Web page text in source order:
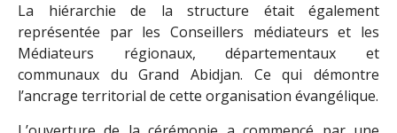
La hiérarchie de la structure était également
représentée par les Conseillers médiateurs et les
Médiateurs régionaux, départementaux et
communaux du Grand Abidjan. Ce qui démontre
l’ancrage territorial de cette organisation évangélique.